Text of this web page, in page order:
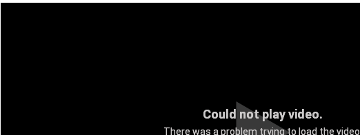
Could not play video.
There was a problem trying to load the video.